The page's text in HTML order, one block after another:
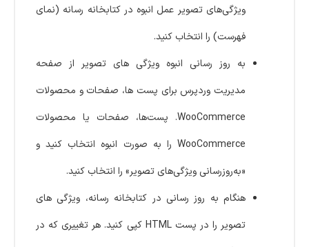
ویژگی‌های تصویر عمل انبوه در کتابخانه رسانه (نمای
فهرست) را انتخاب کنید.
به روز رسانی انبوه ویژگی های تصویر از صفحه
مدیریت وردپرس برای پست ها، صفحات و محصولات
WooCommerce. پست‌ها، صفحات یا محصولات
WooCommerce را به صورت انبوه انتخاب کنید و
«به‌روزرسانی ویژگی‌های تصویر» را انتخاب کنید.
هنگام به روز رسانی در کتابخانه رسانه، ویژگی های
تصویر را در پست HTML کپی کنید. هر تغییری که در